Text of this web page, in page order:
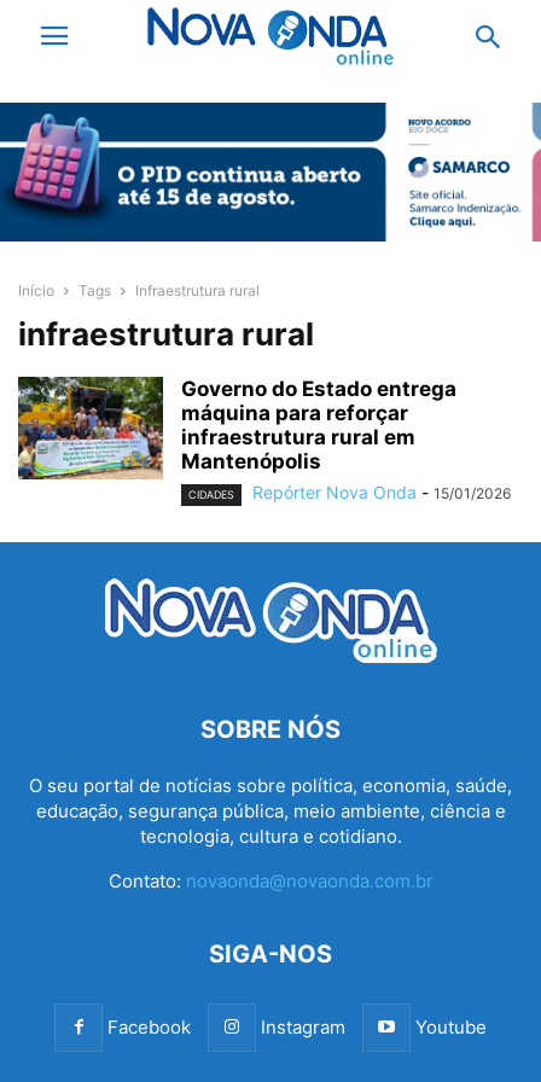
Início Tags Infraestrutura rural
infraestrutura rural
Governo do Estado entrega
máquina para reforçar
infraestrutura rural em
Mantenópolis
CIDADES Repórter Nova Onda - 15/01/2026
SOBRE NÓS
O seu portal de notícias sobre política, economia, saúde,
educação, segurança pública, meio ambiente, ciência e
tecnologia, cultura e cotidiano.
Contato: novaonda@novaonda.com.br
SIGA-NOS
Facebook Instagram Youtube